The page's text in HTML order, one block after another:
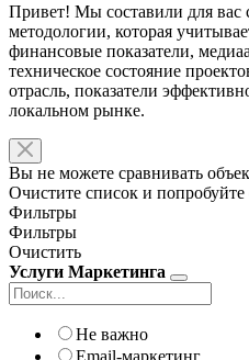
Привет! Мы составили для вас
методологии, которая
финансовые показатели,
техническое состояние
отрасль, показатели
локальном рынке.
Вы не можете сравнивать
Очистите список и попробуйте
Фильтры
Фильтры
Очистить
Услуги Маркетинга
Не важно
Email-маркетинг